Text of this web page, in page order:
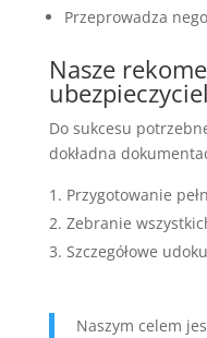
Przeprowadza
Nasze
Do sukcesu
dokładna
Przygotowanie
Zebranie
Szczegółowe
Naszym celem